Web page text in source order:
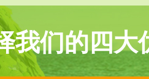
我们的四大